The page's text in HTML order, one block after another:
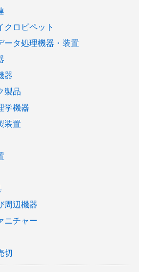
クロピペット
ータ処理機器・装置
器
製品
学機器
装置
周辺機器
ニチャー
切